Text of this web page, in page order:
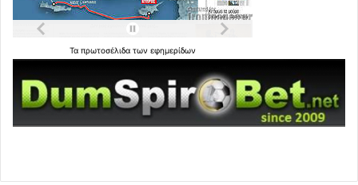
Τα πρωτοσέλιδα των εφημερίδων